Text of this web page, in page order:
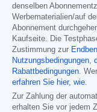
denselben
Werbematerialien/auf
Abonnement
Kaufseite. Die
Zustimmung zur
Nutzungsbedingungen,
Rabattbedingungen.
erfahren Sie hier, wie.
Zur Zahlung der
erhalten Sie vor jedem